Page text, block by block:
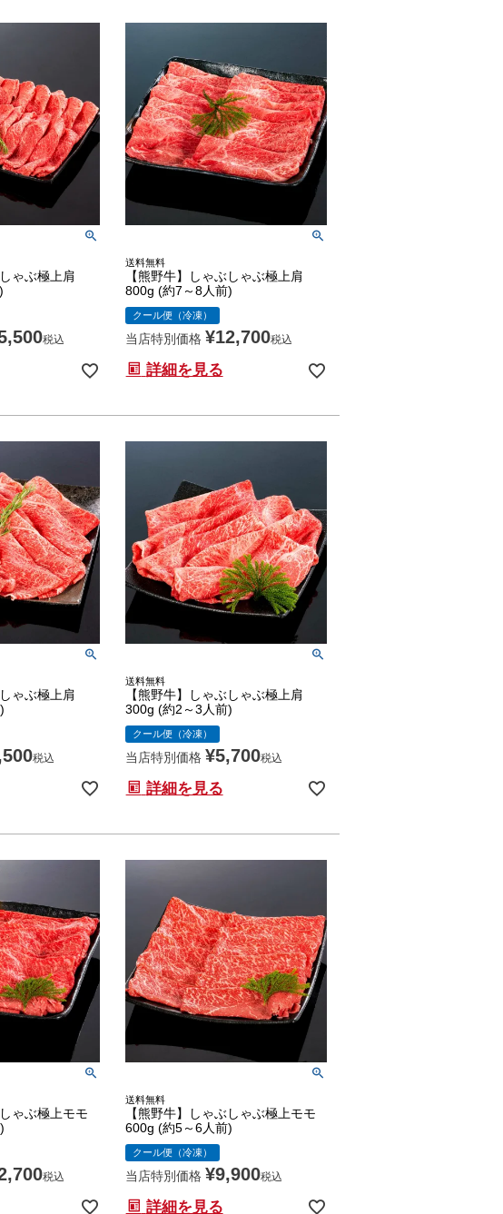
ゃぶ極上肩
税込
送料無料
【熊野牛】しゃぶしゃぶ極上肩
800g (約7～8人前)
クール便（冷凍）
当店特別価格 ¥12,700税込
詳細を見る
ゃぶ極上肩
税込
送料無料
【熊野牛】しゃぶしゃぶ極上肩
300g (約2～3人前)
クール便（冷凍）
当店特別価格 ¥5,700税込
詳細を見る
ゃぶ極上モモ
税込
送料無料
【熊野牛】しゃぶしゃぶ極上モモ
600g (約5～6人前)
クール便（冷凍）
当店特別価格 ¥9,900税込
詳細を見る